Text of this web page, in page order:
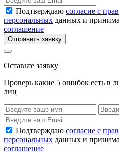
Подтверждаю согласие с
персональных данных и
соглашение
Отправить заявку
Оставьте заявку
Проверь какие 5 ошибок есть в
лиц
Подтверждаю согласие с
персональных данных и
соглашение